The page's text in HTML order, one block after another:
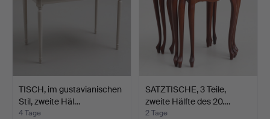
TISCH, im gustavianischen
Stil, zweite Häl…
4 Tage
SATZTISCHE, 3 Teile,
zweite Hälfte des 20.…
2 Tage